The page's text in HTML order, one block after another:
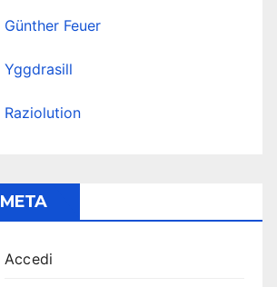
Günther Feuer
Yggdrasill
Raziolution
META
Accedi